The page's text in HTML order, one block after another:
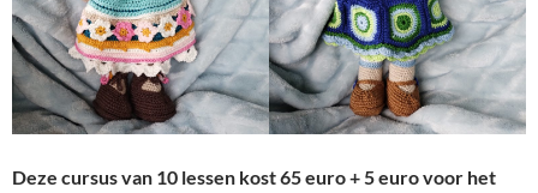
Deze cursus van 10 lessen kost 65 euro + 5 euro voor het